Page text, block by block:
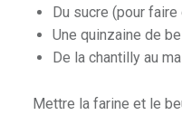
Du sucre (pour faire
Une quinzaine de
De la chantilly au
Mettre la farine et le